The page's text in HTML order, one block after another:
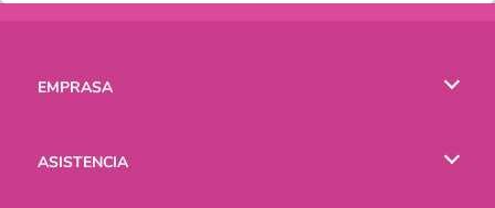
EMPRASA
ASISTENCIA